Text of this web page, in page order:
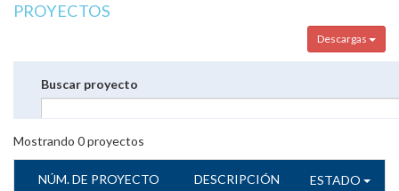
PROYECTOS
Descargas
Buscar proyecto
Mostrando 0proyectos
NÚM. DE PROYECTO DESCRIPCIÓN ESTADO